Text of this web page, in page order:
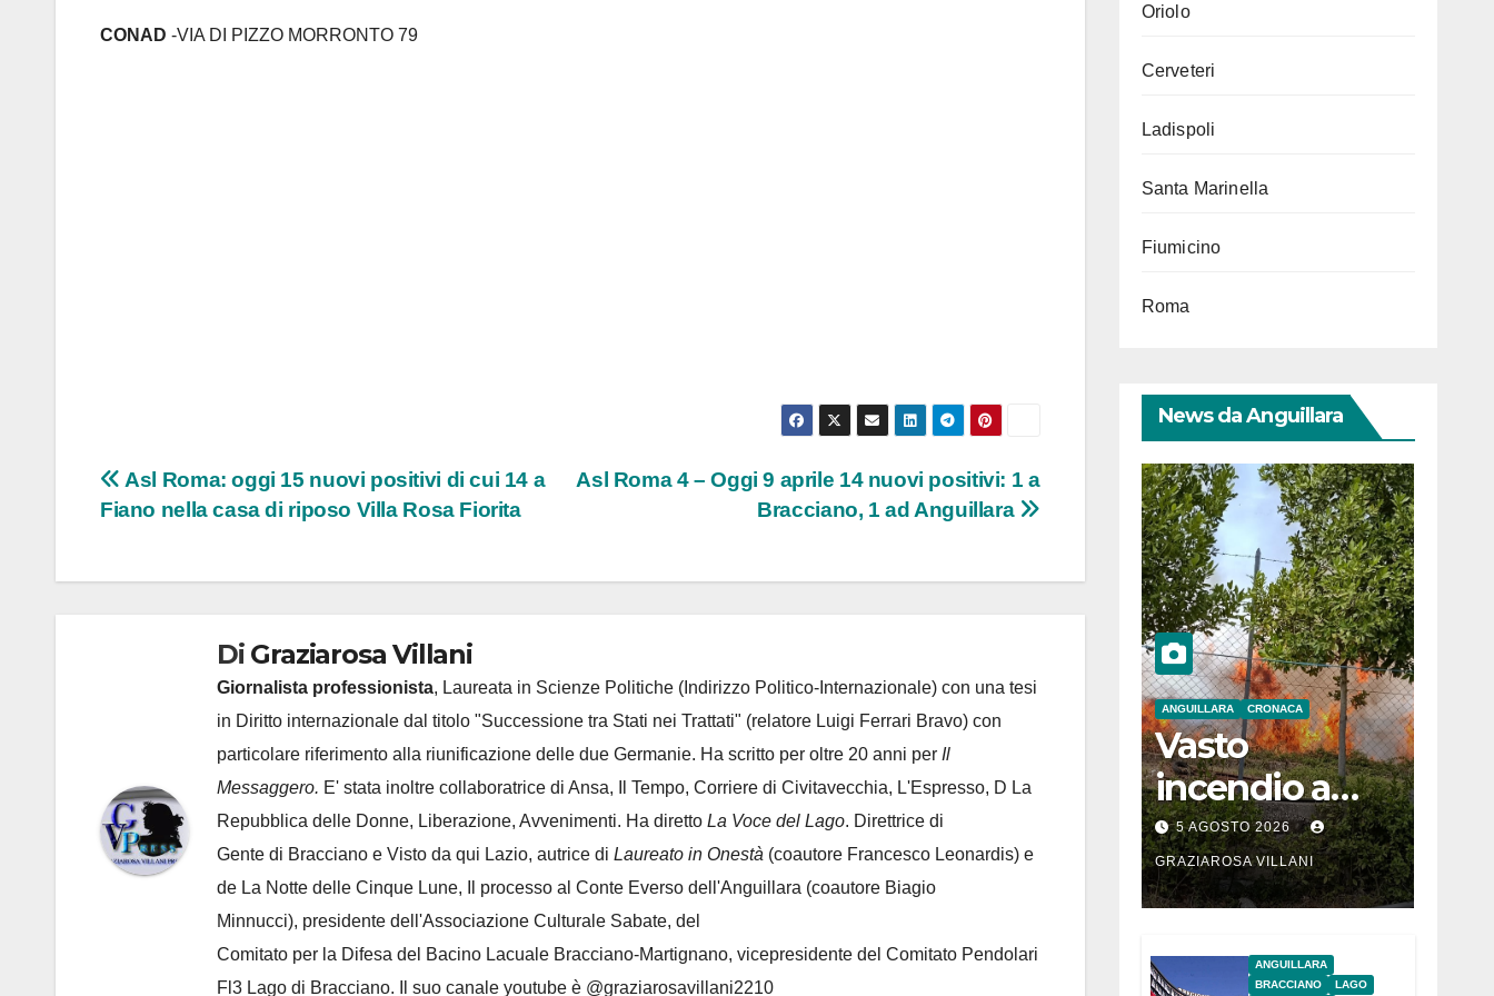
CONAD -VIA DI PIZZO MORRONTO 79
Navigazione
Asl Roma 4 – Oggi 9 aprile 14 nuovi positivi: 1 a
Bracciano, 1 ad Anguillara
Asl Roma: oggi 15 nuovi positivi di cui 14 a
Fiano nella casa di riposo Villa Rosa Fiorita
Di Graziarosa Villani
Giornalista professionista, Laureata in Scienze Politiche (Indirizzo Politico-Internazionale) con una tesi
in Diritto internazionale dal titolo "Successione tra Stati nei Trattati" (relatore Luigi Ferrari Bravo) con
particolare riferimento alla riunificazione delle due Germanie. Ha scritto per oltre 20 anni per Il
Messaggero. E' stata inoltre collaboratrice di Ansa, Il Tempo, Corriere di Civitavecchia, L'Espresso, D La
Repubblica delle Donne, Liberazione, Avvenimenti. Ha diretto La Voce del Lago. Direttrice di
Gente di Bracciano e Visto da qui Lazio, autrice di Laureato in Onestà (coautore Francesco Leonardis) e
de La Notte delle Cinque Lune, Il processo al Conte Everso dell'Anguillara (coautore Biagio
Minnucci), presidente dell'Associazione Culturale Sabate, del
Comitato per la Difesa del Bacino Lacuale Bracciano-Martignano, vicepresidente del Comitato Pendolari
Fl3 Lago di Bracciano. Il suo canale youtube è @graziarosavillani2210
Oriolo
Cerveteri
Ladispoli
Santa Marinella
Fiumicino
Roma
News da Anguillara
ANGUILLARA CRONACA
Vasto
incendio a
Martignano
5 AGOSTO 2026
GRAZIAROSA VILLANI
ANGUILLARA
BRACCIANO
LAGO